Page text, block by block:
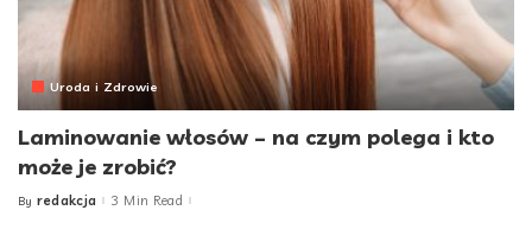
Uroda i Zdrowie
Laminowanie włosów – na czym polega i kto
może je zrobić?
Posted
By redakcja 3 Min Read